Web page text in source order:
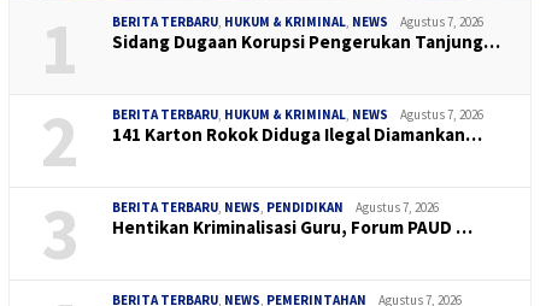
1 BERITA TERBARU, HUKUM & KRIMINAL, NEWS Agustus 7, 2026
Sidang Dugaan Korupsi Pengerukan Tanjung…
2 BERITA TERBARU, HUKUM & KRIMINAL, NEWS Agustus 7, 2026
141 Karton Rokok Diduga Ilegal Diamankan…
3 BERITA TERBARU, NEWS, PENDIDIKAN Agustus 7, 2026
Hentikan Kriminalisasi Guru, Forum PAUD …
BERITA TERBARU, NEWS, PEMERINTAHAN Agustus 7, 2026